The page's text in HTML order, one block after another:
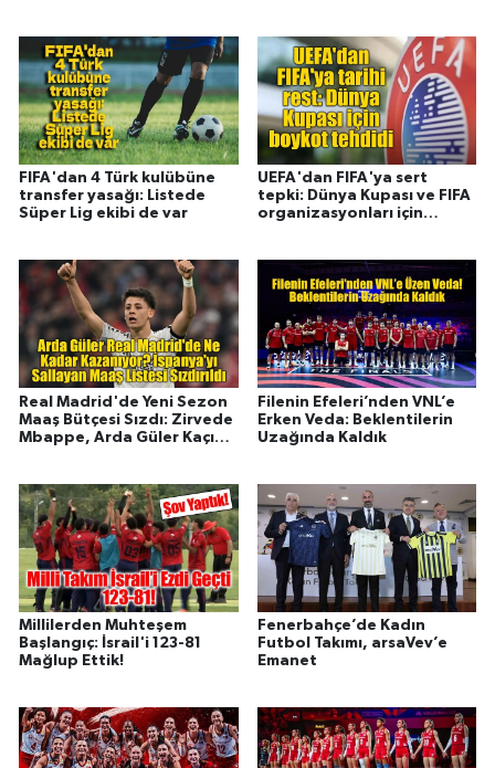
FIFA'dan 4 Türk kulübüne
transfer yasağı: Listede
Süper Lig ekibi de var
UEFA'dan FIFA'ya sert
tepki: Dünya Kupası ve FIFA
organizasyonları için
Real Madrid'de Yeni Sezon
Maaş Bütçesi Sızdı: Zirvede
Mbappe, Arda Güler Kaçıncı
Filenin Efeleri’nden VNL’e
Erken Veda: Beklentilerin
Uzağında Kaldık
Millilerden Muhteşem
Başlangıç: İsrail'i 123-81
Mağlup Ettik!
Fenerbahçe’de Kadın
Futbol Takımı, arsaVev’e
Emanet